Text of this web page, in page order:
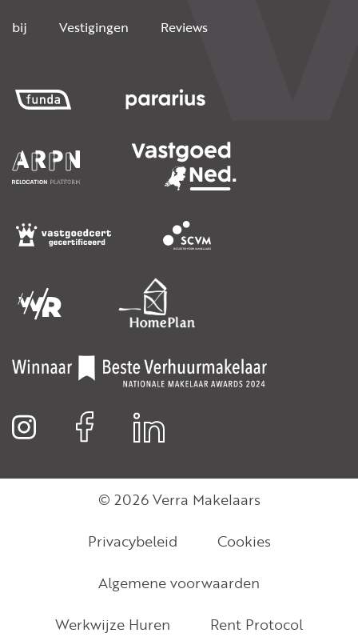
bij Vestigingen Reviews
© 2026 Verra Makelaars
Privacybeleid
Cookies
Algemene voorwaarden
Werkwijze Huren
Rent Protocol